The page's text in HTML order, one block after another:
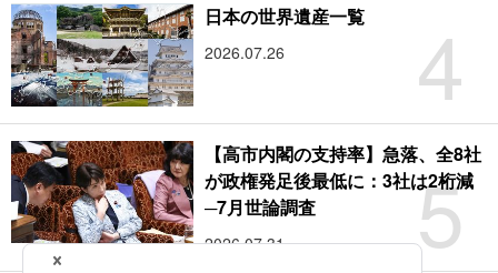
4
日本の世界遺産一覧
2026.07.26
5
【高市内閣の支持率】急落、全8社
が政権発足後最低に：3社は2桁減
─7月世論調査
2026.07.31